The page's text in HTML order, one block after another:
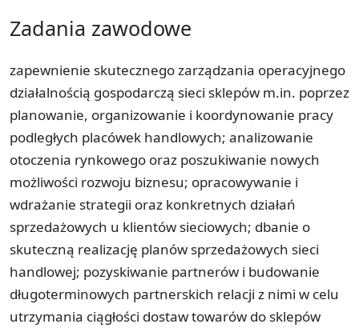
Zadania zawodowe
zapewnienie skutecznego zarządzania operacyjnego
działalnością gospodarczą sieci sklepów m.in. poprzez
planowanie, organizowanie i koordynowanie pracy
podległych placówek handlowych; analizowanie
otoczenia rynkowego oraz poszukiwanie nowych
możliwości rozwoju biznesu; opracowywanie i
wdrażanie strategii oraz konkretnych działań
sprzedażowych u klientów sieciowych; dbanie o
skuteczną realizację planów sprzedażowych sieci
handlowej; pozyskiwanie partnerów i budowanie
długoterminowych partnerskich relacji z nimi w celu
utrzymania ciągłości dostaw towarów do sklepów